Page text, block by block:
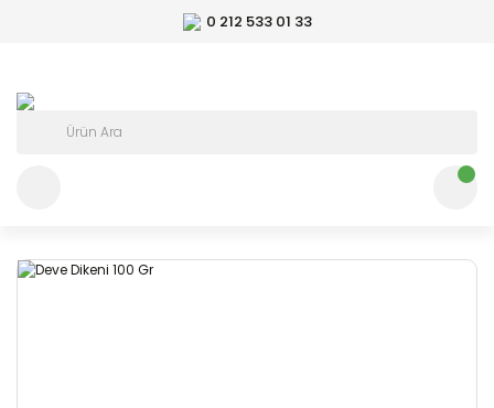
0 212 533 01 33